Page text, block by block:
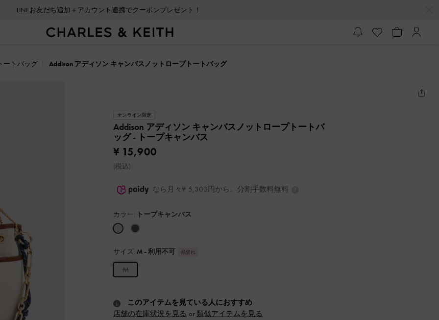
LINEお友だち追加＋アカウント連携でクーポンプレゼント！
ートバッグ Addison アディソン キャンバスノットロープトートバッグ
オンライン限定
Addison アディソン キャンバスノットロープトートバ
ッグ- トープキャンバス
¥ 15,900
(税込)
なら月々¥ 5,300円から。分割手数料無料
カラー: トープキャンバス
サイズ: M - 利用不可 品切れ
M
このアイテムを見ている人におすすめ
店舗の在庫状況を見る or 類似アイテムを見る